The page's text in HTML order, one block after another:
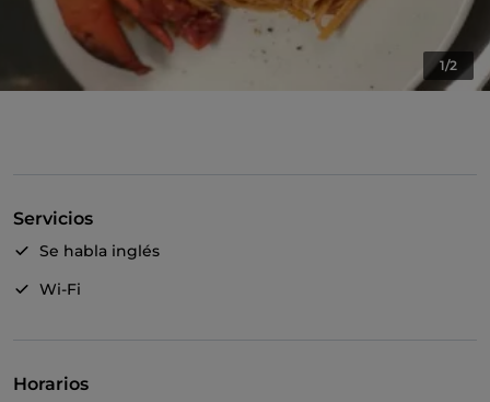
1/2
Servicios
Se habla inglés
Wi-Fi
Horarios